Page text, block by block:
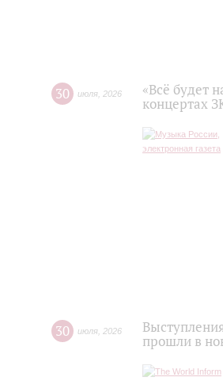
30 июля 2026
«Всё будет
концертах
30 июля 2026
прошли в